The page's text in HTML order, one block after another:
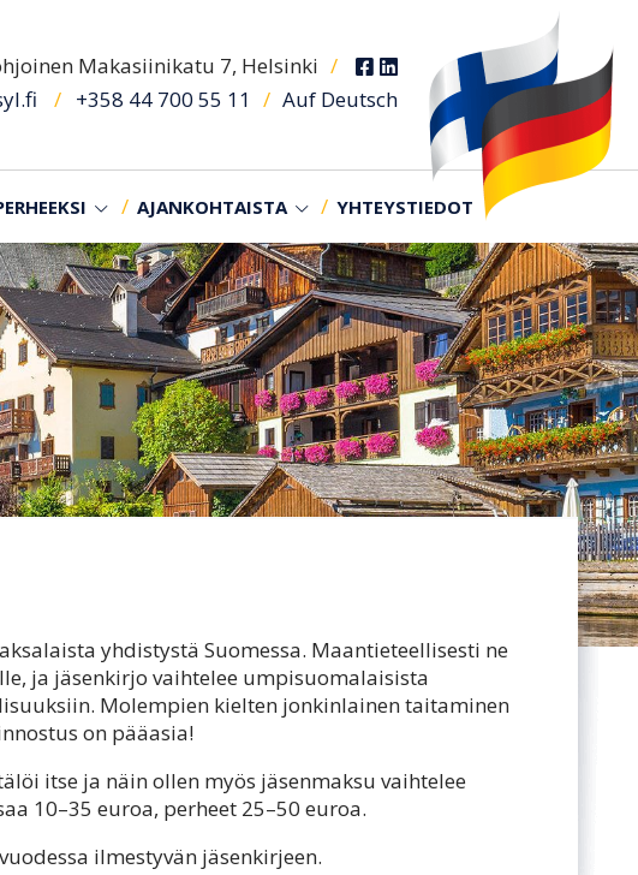
Makasiinikatu 7, Helsinki /
+358 44 700 55 11 / Auf Deutsch
AJANKOHTAISTA YHTEYSTIEDOT
yhdistystä Suomessa. Maantieteellisesti ne
ja jäsenkirjo vaihtelee umpisuomalaisista
Molempien kielten jonkinlainen taitaminen
on pääasia!
itse ja näin ollen myös jäsenmaksu vaihtelee
10–35 euroa, perheet 25–50 euroa.
ilmestyvän jäsenkirjeen.